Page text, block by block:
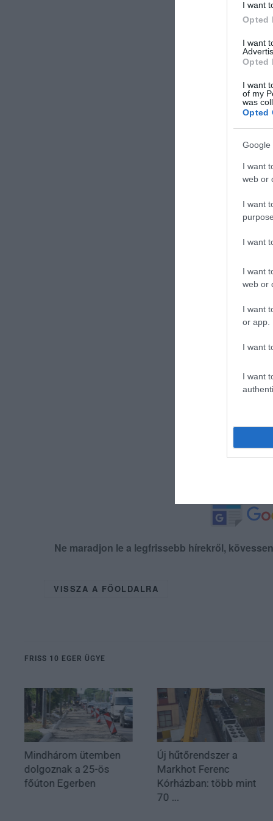
I want
Opted
I want
Opted
I want
of my
was
Opted
Google
I want
web or
I want
I want
I want
web or
I want
or app.
I want
I want
Ne maradjon le a legfrissebb hírekről,
VISSZA A FŐOLDALRA
FRISS 10 EGER ÜGYE
Mindhárom ütemben
dolgoznak a 25-ös
főúton Egerben
Új hűtőrendszer a
Markhot Ferenc
Kórházban: több mint
70 ...